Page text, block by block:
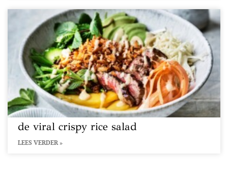
de viral crispy rice salad
LEES VERDER »